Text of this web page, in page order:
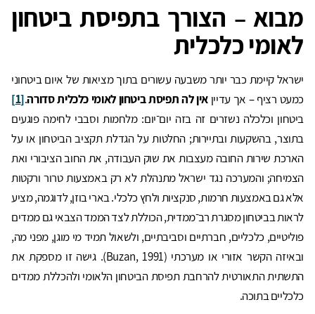
מבוא – הצורך בתפיסת ביטחון
לאומי כלכלית
ישראל קיימת כבר יותר משבעה עשורים בתוך מציאות של איום ביטחוני
כמעט רציף – אך עדייןאין לה תפיסת ביטחון לאומי כלכלית סדורה.
[1]
ביטחון וכלכלה נשזרים זה בזה יום־יום: מלחמות וסבבי לחימה פוגעים
בתוצר, בהשקעות ובתיירות; החלטות על הגדלת תקציב הביטחון או על
הארכת שירות החובה מעצבות את שוק העבודה, את החוב הציבורי ואת
הצמיחה; והמערכה נגד ישראל מתנהלת לא רק באמצעות טרור ורקטות
אלא גם באמצעות חרמות, סנקציות ולחץ כלכלי. בארי בוזן, לדוגמה, מציע
לראות בביטחון מסגרת רב־ממדית, הכוללת לצד הממד הצבאי גם ממדים
פוליטיים, כלכליים, חברתיים וסביבתיים, ולשאול תמיד מי מוגן, מפני מה,
ובאיזה הקשר אזורי או מערכתי (Buzan, 1991). גישה זו מספקת את
התשתית התאורטית להרחבת תפיסת הביטחון הלאומי ולהכללת ממדים
כלכליים בתוכה.